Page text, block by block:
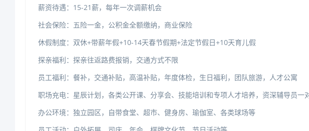
薪资待遇：15-21薪，每年一次调薪机会
社会保险：五险一金，公积金全额缴纳，商业保险
休假制度：双休+带薪年假+10-14天春节假期+法定节假日+10天育儿假
探亲福利：探亲往返路费报销，交通方式不限
员工福利：餐补，交通补贴，高温补贴，年度体检，生日福利，团队旅游，人才公寓
职场充电：星辰计划，各类公开课、分享会、技能培训和专项人才培养，资深辅导员一
办公环境：独立园区，自带食堂、超市、健身房、瑜伽室、各类球场等